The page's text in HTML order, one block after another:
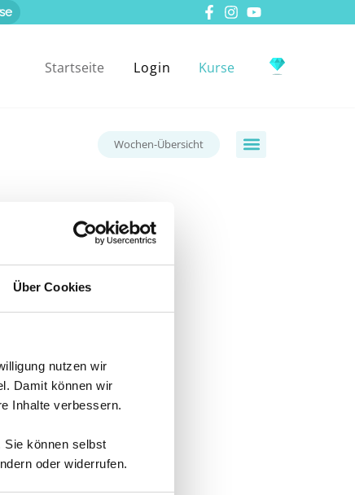
Über Cookies
nutzen wir
Damit können wir
Inhalte verbessern.
Sie können selbst
oder widerrufen.
Startseite Login Kurse
Wochen-Übersicht